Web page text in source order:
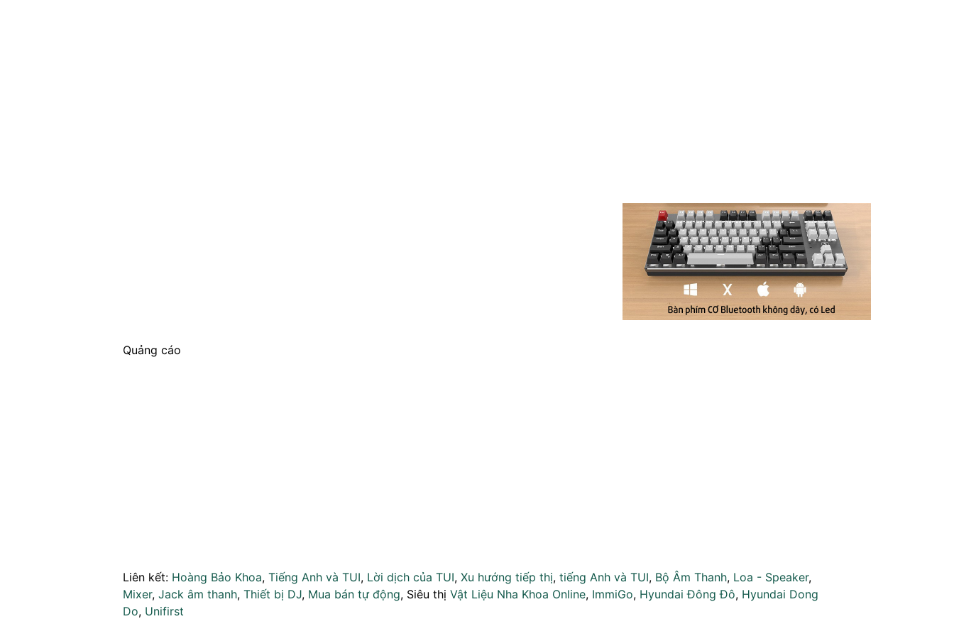
Quảng cáo
Liên kết: Hoàng Bảo Khoa, Tiếng Anh và TUI, Lời dịch của TUI, Xu hướng tiếp thị, tiếng Anh và TUI, Bộ Âm Thanh, Loa - Speaker,
Mixer, Jack âm thanh, Thiết bị DJ, Mua bán tự động, Siêu thị Vật Liệu Nha Khoa Online, ImmiGo, Hyundai Đông Đô, Hyundai Dong
Do, Unifirst